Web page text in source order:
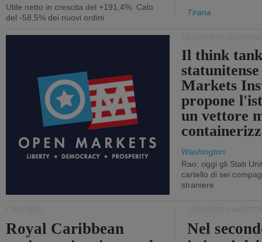
Utile netto in crescita del +191,4%. Calo
del -58,5% dei nuovi ordini
Tirana
Il think
Markets
propone
un vettore
Washington
Rao: oggi gli Stati
cartello di sei
straniere
Royal Caribbean
Nel